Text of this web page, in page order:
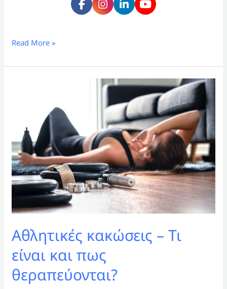
Read More »
Αθλητικές κακώσεις – Τι
είναι και πως
θεραπεύονται?
είναι
και
πως
θεραπεύονται?